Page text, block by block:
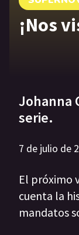
¡Nos
Johanna
serie.
7 de julio de
El próximo
cuenta la
mandatos